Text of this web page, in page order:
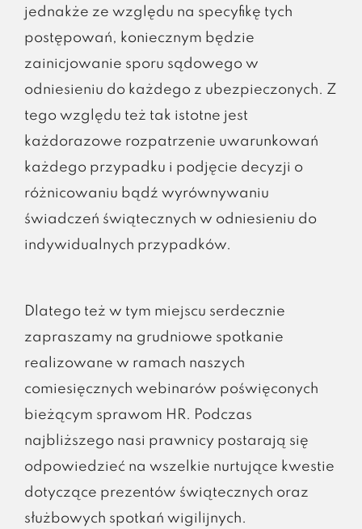
jednakże ze względu na specyfikę tych
postępowań, koniecznym będzie
zainicjowanie sporu sądowego w
odniesieniu do każdego z ubezpieczonych. Z
tego względu też tak istotne jest
każdorazowe rozpatrzenie uwarunkowań
każdego przypadku i podjęcie decyzji o
różnicowaniu bądź wyrównywaniu
świadczeń świątecznych w odniesieniu do
indywidualnych przypadków.
Dlatego też w tym miejscu serdecznie
zapraszamy na grudniowe spotkanie
realizowane w ramach naszych
comiesięcznych webinarów poświęconych
bieżącym sprawom HR. Podczas
najbliższego nasi prawnicy postarają się
odpowiedzieć na wszelkie nurtujące kwestie
dotyczące prezentów świątecznych oraz
służbowych spotkań wigilijnych.